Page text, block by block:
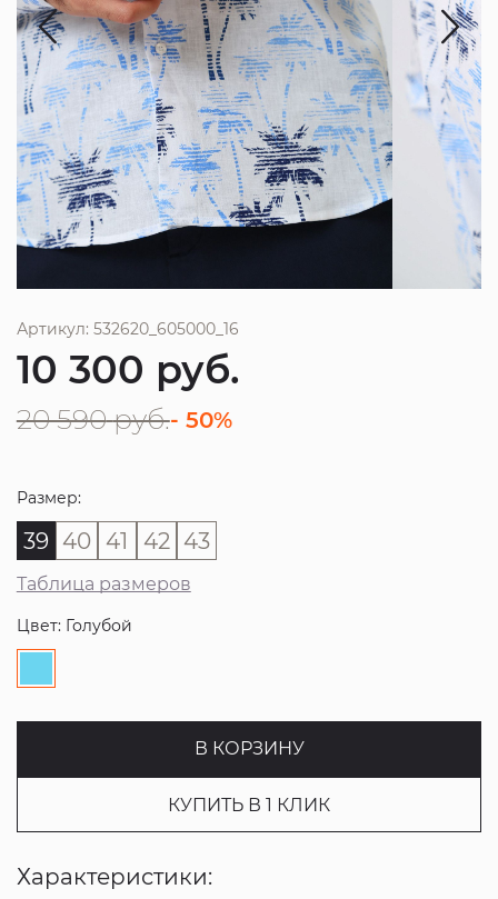
Артикул: 532620_605000_16
10 300 руб.
20 590 руб.- 50%
Размер:
39 40 41 42 43
Таблица размеров
Цвет: Голубой
В КОРЗИНУ
КУПИТЬ В 1 КЛИК
Характеристики: